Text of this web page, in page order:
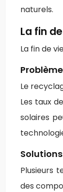
naturels.
La fin
La fin de
Le
Les taux
solaires
Plusieurs
des